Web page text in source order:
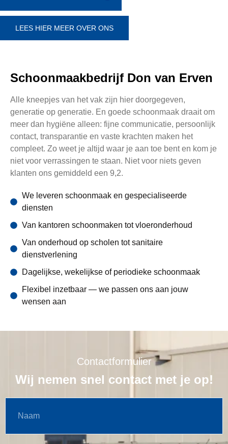
LEES HIER MEER OVER ONS
Schoonmaakbedrijf Don van Erven
Alle kneepjes van het vak zijn hier doorgegeven,
generatie op generatie. En goede schoonmaak draait om
meer dan hygiëne alleen: fijne communicatie, persoonlijk
contact, transparantie en vaste krachten maken het
compleet. Zo weet je altijd waar je aan toe bent en kom je
niet voor verrassingen te staan. Niet voor niets geven
klanten ons gemiddeld een 9,2.
We leveren schoonmaak en gespecialiseerde
diensten
Van kantoren schoonmaken tot vloeronderhoud
Van onderhoud op scholen tot sanitaire
dienstverlening
Dagelijkse, wekelijkse of periodieke schoonmaak
Flexibel inzetbaar — we passen ons aan jouw
wensen aan
Contactformulier
Wij nemen snel contact met je op!